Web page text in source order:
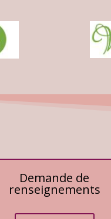
Demande de
renseignements